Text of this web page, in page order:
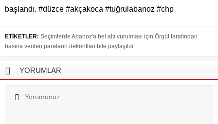
başlandı. #düzce #akçakoca #tuğrulabanoz #chp
ETİKETLER: Seçimlerde Abanoz'a bel altı vurulması için Örgüt tarafından
basına verilen paraların dekontları bile paylaşıldı
YORUMLAR